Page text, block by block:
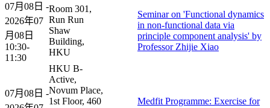
07月08日 -
2026年07
月08日
10:30-
11:30
Room 301,
Run Run
Shaw
Building,
HKU
Seminar on 'Functional dynamics
in non-functional data via
principle component analysis' by
Professor Zhijie Xiao
07月08日 -
HKU B-
Active,
Novum Place,
1st Floor, 460
Medfit Programme: Exercise for